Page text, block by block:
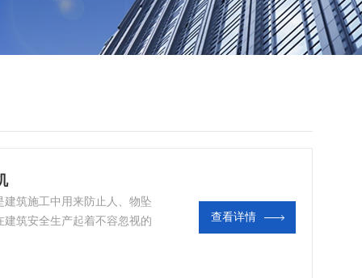
筑施工中用来防止人、物坠
筑安全生产起着不容忽视的
查看详情